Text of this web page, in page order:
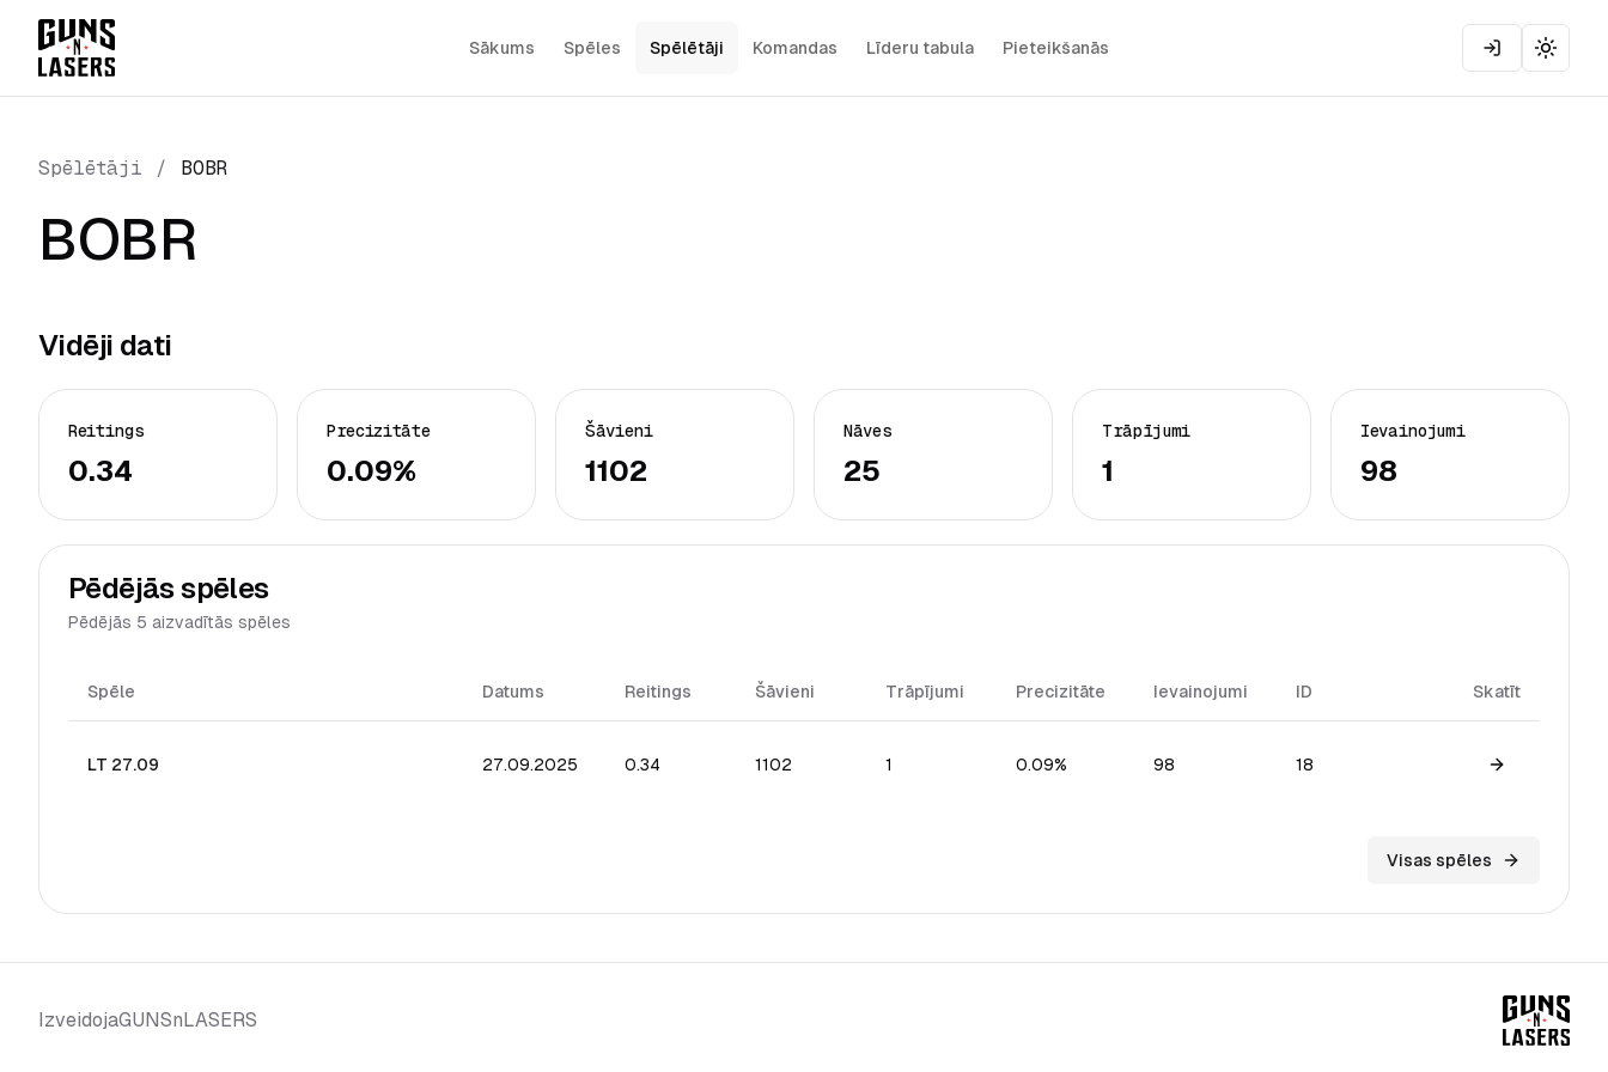
Sākums Spēles Spēlētāji Komandas Līderu tabula Pieteikšanās
Toggle
Spēlētāji / BOBR
BOBR
Vidēji dati
Reitings
0.34
Precizitāte
0.09%
Šāvieni
1102
Nāves
25
Trāpījumi
1
Ievainojumi
98
Pēdējās spēles
Pēdējās 5 aizvadītās spēles
Spēle Datums Reitings Šāvieni Trāpījumi Precizitāte Ievainojumi ID Skatīt
LT 27.09 27.09.2025 0.34 1102 1 0.09% 98 18
View game
Visas spēles
IzveidojaGUNSnLASERS